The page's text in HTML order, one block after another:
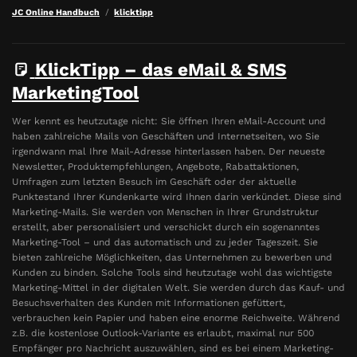
JC Online Handbuch klicktipp
KlickTipp – das eMail & SMS
MarketingTool
Wer kennt es heutzutage nicht: Sie öffnen Ihren eMail-Account und
haben zahlreiche Mails von Geschäften und Internetseiten, wo Sie
irgendwann mal Ihre Mail-Adresse hinterlassen haben. Der neueste
Newsletter, Produktempfehlungen, Angebote, Rabattaktionen,
Umfragen zum letzten Besuch im Geschäft oder der aktuelle
Punktestand Ihrer Kundenkarte wird Ihnen darin verkündet. Diese sind
Marketing-Mails. Sie werden von Menschen in Ihrer Grundstruktur
erstellt, aber personalisiert und verschickt durch ein sogenanntes
Marketing-Tool – und das automatisch und zu jeder Tageszeit. Sie
bieten zahlreiche Möglichkeiten, das Unternehmen zu bewerben und
Kunden zu binden. Solche Tools sind heutzutage wohl das wichtigste
Marketing-Mittel in der digitalen Welt. Sie werden durch das Kauf- und
Besuchsverhalten des Kunden mit Informationen gefüttert,
verbrauchen kein Papier und haben eine enorme Reichweite. Während
z.B. die kostenlose Outlook-Variante es erlaubt, maximal nur 500
Empfänger pro Nachricht auszuwählen, sind es bei einem Marketing-